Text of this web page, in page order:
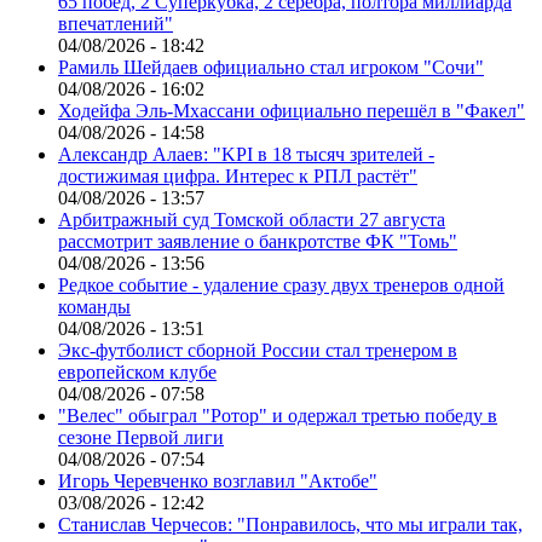
впечатлений"
04/08/2026 - 18:42
Рамиль Шейдаев официально стал игроком "Сочи"
04/08/2026 - 16:02
Ходейфа Эль-Мхассани официально перешёл в "Факел"
04/08/2026 - 14:58
Александр Алаев: "KPI в 18 тысяч зрителей -
достижимая цифра. Интерес к РПЛ растёт"
04/08/2026 - 13:57
Арбитражный суд Томской области 27 августа
рассмотрит заявление о банкротстве ФК "Томь"
04/08/2026 - 13:56
Редкое событие - удаление сразу двух тренеров одной
команды
04/08/2026 - 13:51
Экс-футболист сборной России стал тренером в
европейском клубе
04/08/2026 - 07:58
"Велес" обыграл "Ротор" и одержал третью победу в
сезоне Первой лиги
04/08/2026 - 07:54
Игорь Черевченко возглавил "Актобе"
03/08/2026 - 12:42
Станислав Черчесов: "Понравилось, что мы играли так,